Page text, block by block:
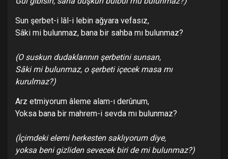
Sun şerbet-i lâl-i lebin ağyara vefasız,
Sâki mi bulunmaz, bana bir sahba mı bulunmaz?
(O suskun dudaklarının şerbetini sunsan,
Sâki mi bulunmaz, o şerbeti içecek masa mı
kurulmaz?)
Arz etmiyorum âleme alam-ı derûnum,
Yoksa bana bir mahrem-i sevda mı bulunmaz?
(İçimdeki elemi herkesten saklıyorum diye,
yoksa beni gizliden sevecek biri de mi bulunmaz?)